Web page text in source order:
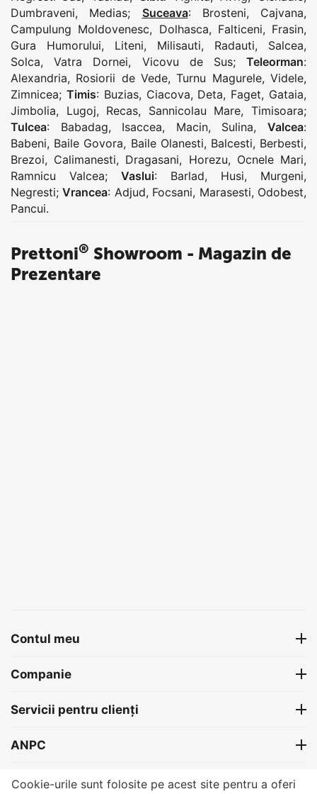
Dumbraveni, Medias; Suceava: Brosteni, Cajvana,
Campulung Moldovenesc, Dolhasca, Falticeni, Frasin,
Gura Humorului, Liteni, Milisauti, Radauti, Salcea,
Solca,Vatra Dornei, Vicovu de Sus;Teleorman:
Alexandria, Rosiorii de Vede,Turnu Magurele,Videle,
Zimnicea; Timis: Buzias, Ciacova, Deta, Faget, Gataia,
Jimbolia, Lugoj, Recas, Sannicolau Mare,Timisoara;
Tulcea: Babadag, Isaccea, Macin, Sulina,Valcea:
Babeni, Baile Govora, Baile Olanesti, Balcesti, Berbesti,
Brezoi, Calimanesti, Dragasani, Horezu, Ocnele Mari,
Ramnicu Valcea; Vaslui: Barlad, Husi, Murgeni,
Negresti;Vrancea: Adjud, Focsani, Marasesti, Odobest,
Pancui.
Prettoni® Showroom - Magazin de
Prezentare
Contul meu
Companie
Servicii pentru clienți
ANPC
Contact
Cookie-urile sunt folosite pe acest site pentru a oferi